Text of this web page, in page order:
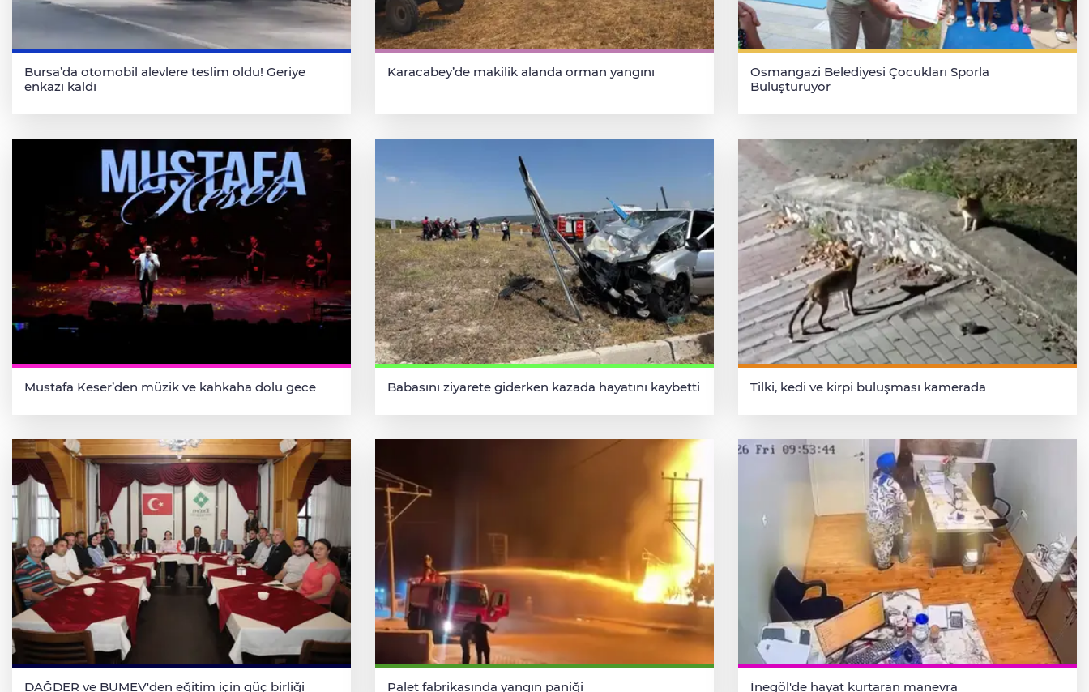
Bursa’da otomobil alevlere teslim oldu! Geriye
enkazı kaldı
Karacabey’de makilik alanda orman yangını
Osmangazi Belediyesi Çocukları Sporla
Buluşturuyor
Mustafa Keser’den müzik ve kahkaha dolu gece Babasını ziyarete giderken kazada hayatını kaybetti Tilki, kedi ve kirpi buluşması kamerada
DAĞDER ve BUMEV'den eğitim için güç birliği Palet fabrikasında yangın paniği İnegöl'de hayat kurtaran manevra